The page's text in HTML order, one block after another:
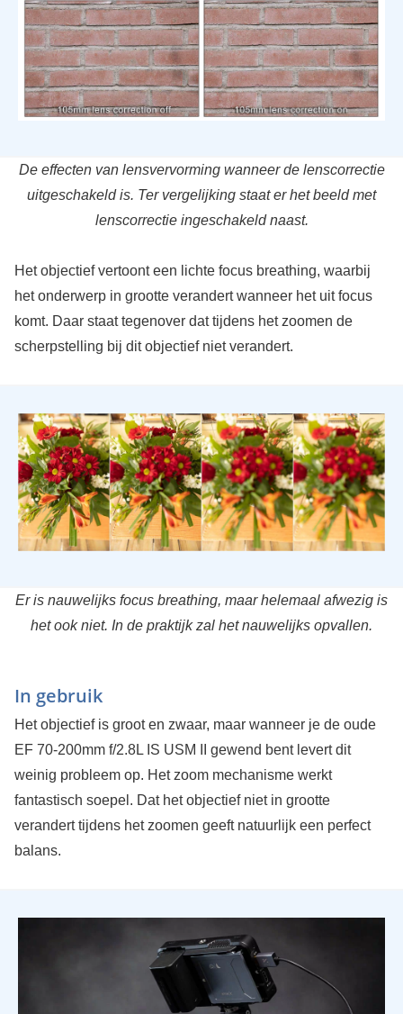
De effecten van lensvervorming wanneer de lenscorrectie
uitgeschakeld is. Ter vergelijking staat er het beeld met
lenscorrectie ingeschakeld naast.
Het objectief vertoont een lichte focus breathing, waarbij
het onderwerp in grootte verandert wanneer het uit focus
komt. Daar staat tegenover dat tijdens het zoomen de
scherpstelling bij dit objectief niet verandert.
Er is nauwelijks focus breathing, maar helemaal afwezig is
het ook niet. In de praktijk zal het nauwelijks opvallen.
In gebruik
Het objectief is groot en zwaar, maar wanneer je de oude
EF 70-200mm f/2.8L IS USM II gewend bent levert dit
weinig probleem op. Het zoom mechanisme werkt
fantastisch soepel. Dat het objectief niet in grootte
verandert tijdens het zoomen geeft natuurlijk een perfect
balans.